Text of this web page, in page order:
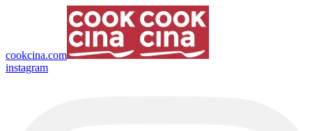
cookcina.com
instagram